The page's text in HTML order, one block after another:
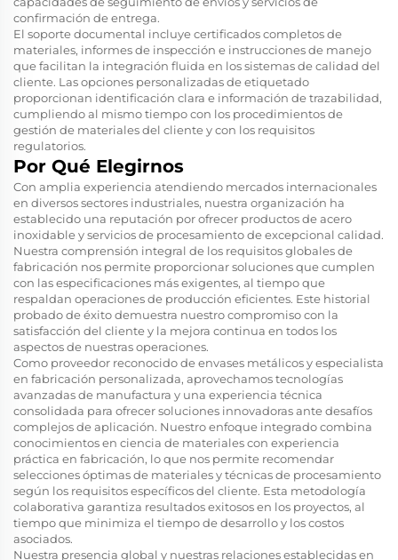
confirmación de entrega.
El soporte documental incluye certificados completos de
materiales, informes de inspección e instrucciones de manejo
que facilitan la integración fluida en los sistemas de calidad del
cliente. Las opciones personalizadas de etiquetado
proporcionan identificación clara e información de trazabilidad,
cumpliendo al mismo tiempo con los procedimientos de
gestión de materiales del cliente y con los requisitos
regulatorios.
Por Qué Elegirnos
Con amplia experiencia atendiendo mercados internacionales
en diversos sectores industriales, nuestra organización ha
establecido una reputación por ofrecer productos de acero
inoxidable y servicios de procesamiento de excepcional calidad.
Nuestra comprensión integral de los requisitos globales de
fabricación nos permite proporcionar soluciones que cumplen
con las especificaciones más exigentes, al tiempo que
respaldan operaciones de producción eficientes. Este historial
probado de éxito demuestra nuestro compromiso con la
satisfacción del cliente y la mejora continua en todos los
aspectos de nuestras operaciones.
Como proveedor reconocido de envases metálicos y especialista
en fabricación personalizada, aprovechamos tecnologías
avanzadas de manufactura y una experiencia técnica
consolidada para ofrecer soluciones innovadoras ante desafíos
complejos de aplicación. Nuestro enfoque integrado combina
conocimientos en ciencia de materiales con experiencia
práctica en fabricación, lo que nos permite recomendar
selecciones óptimas de materiales y técnicas de procesamiento
según los requisitos específicos del cliente. Esta metodología
colaborativa garantiza resultados exitosos en los proyectos, al
tiempo que minimiza el tiempo de desarrollo y los costos
asociados.
Nuestra presencia global y nuestras relaciones establecidas en